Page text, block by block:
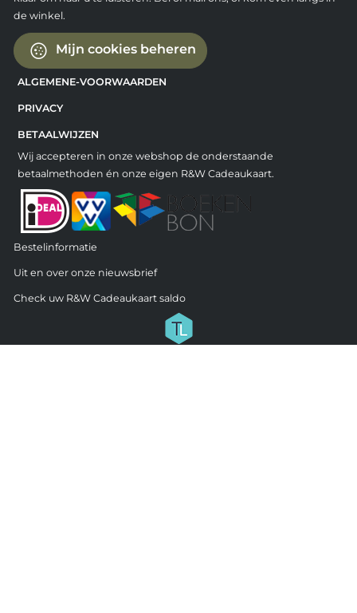
de winkel.
Mijn cookies beheren
ALGEMENE-VOORWAARDEN
PRIVACY
BETAALWIJZEN
Wij accepteren in onze webshop de onderstaande
betaalmethoden én onze eigen R&W Cadeaukaart.
Bestelinformatie
Uit en over onze nieuwsbrief
Check uw R&W Cadeaukaart saldo